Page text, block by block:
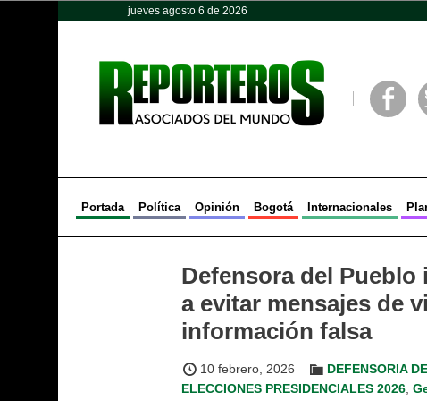
jueves agosto 6 de 2026
Portada Política Opinión Bogotá Internacionales
Defensora del
a evitar mensajes de
información falsa
10 febrero, 2026 DEFENSORIA
ELECCIONES PRESIDENCIALES 2026,
Opinión Política